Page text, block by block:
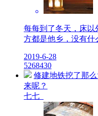
每每到了冬天，床以
方都是他乡，没有什
2019-6-28
5268430
修建地铁挖了那
来呢？
七七